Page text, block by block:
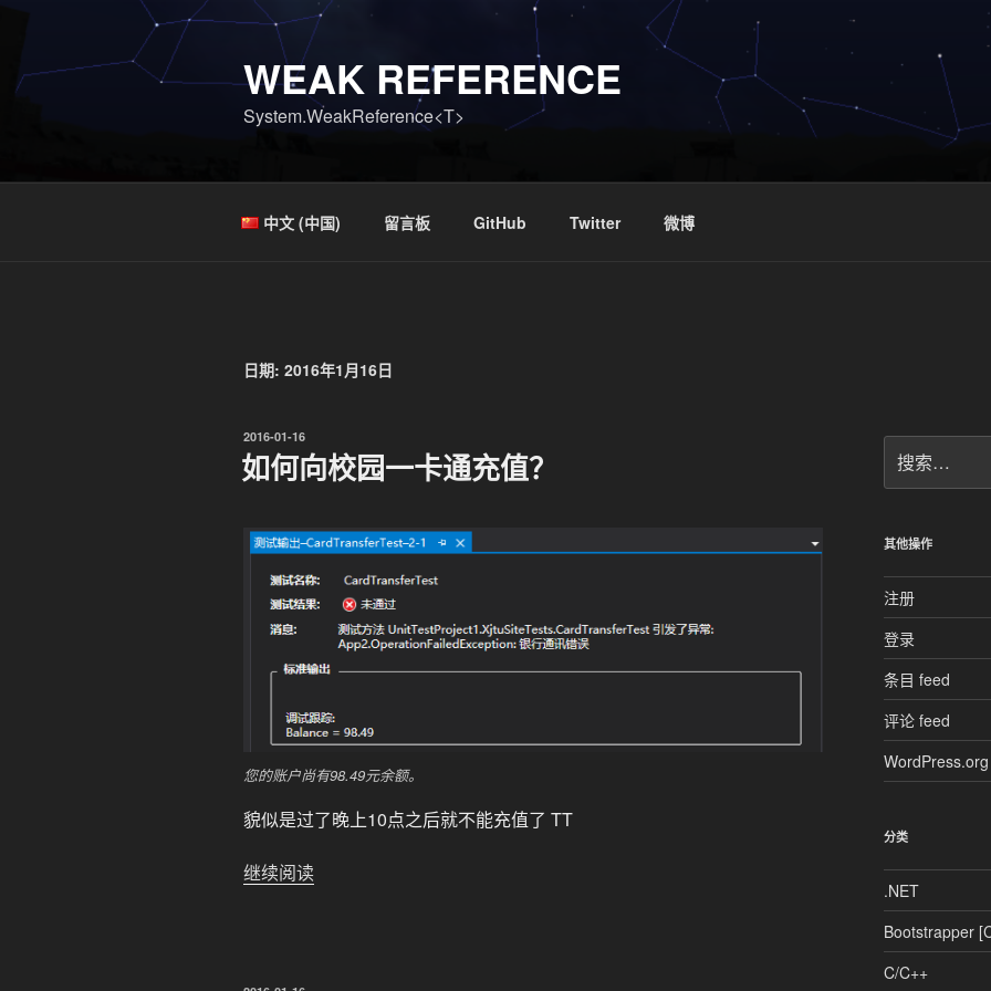
容
WEAK REFERENCE
System.WeakReference<T>
中文 (中国) 留言板 GitHub Twitter 微博
日期: 2016年1月16日
发
布
于
2016-01-16
如何向校园一卡通充值？
您的账户尚有98.49元余额。
貌似是过了晚上10点之后就不能充值了 TT
继续阅读“如
索：
其他操作
注册
登录
条目 feed
评论 feed
WordPress.org
分类
.NET
Bootstrapper
C/C++